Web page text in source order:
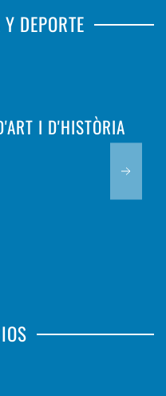
DEPORTE
I D'HISTÒRIA